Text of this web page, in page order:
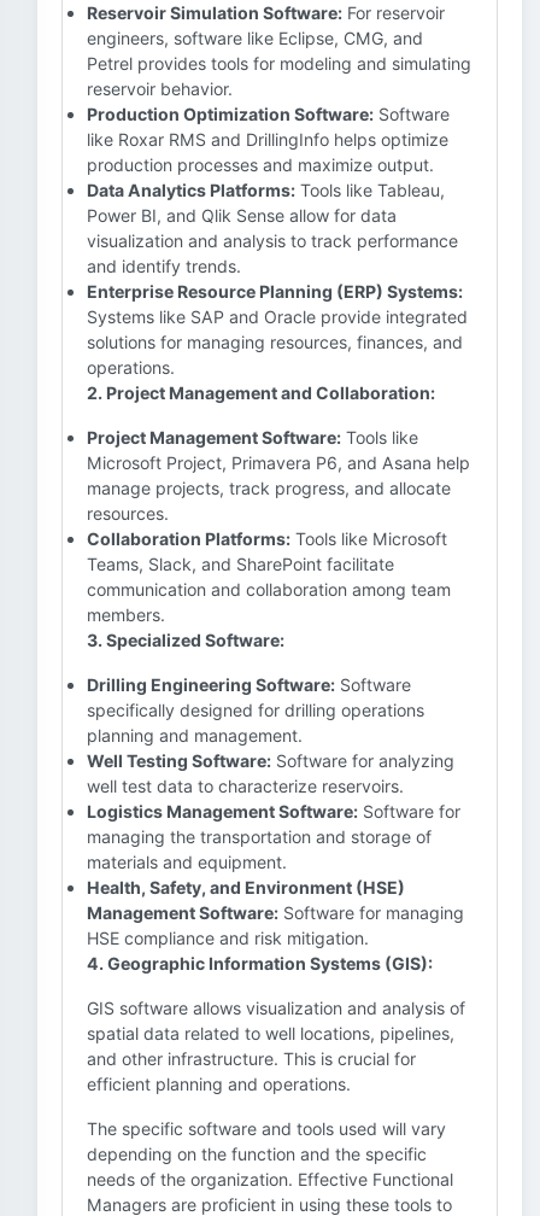
Reservoir Simulation Software: For reservoir
engineers, software like Eclipse, CMG, and
Petrel provides tools for modeling and simulating
reservoir behavior.
Production Optimization Software: Software
like Roxar RMS and DrillingInfo helps optimize
production processes and maximize output.
Data Analytics Platforms: Tools like Tableau,
Power BI, and Qlik Sense allow for data
visualization and analysis to track performance
and identify trends.
Enterprise Resource Planning (ERP) Systems:
Systems like SAP and Oracle provide integrated
solutions for managing resources, finances, and
operations.
2. Project Management and Collaboration:
Project Management Software: Tools like
Microsoft Project, Primavera P6, and Asana help
manage projects, track progress, and allocate
resources.
Collaboration Platforms: Tools like Microsoft
Teams, Slack, and SharePoint facilitate
communication and collaboration among team
members.
3. Specialized Software:
Drilling Engineering Software: Software
specifically designed for drilling operations
planning and management.
Well Testing Software: Software for analyzing
well test data to characterize reservoirs.
Logistics Management Software: Software for
managing the transportation and storage of
materials and equipment.
Health, Safety, and Environment (HSE)
Management Software: Software for managing
HSE compliance and risk mitigation.
4. Geographic Information Systems (GIS):
GIS software allows visualization and analysis of
spatial data related to well locations, pipelines,
and other infrastructure. This is crucial for
efficient planning and operations.
The specific software and tools used will vary
depending on the function and the specific
needs of the organization. Effective Functional
Managers are proficient in using these tools to